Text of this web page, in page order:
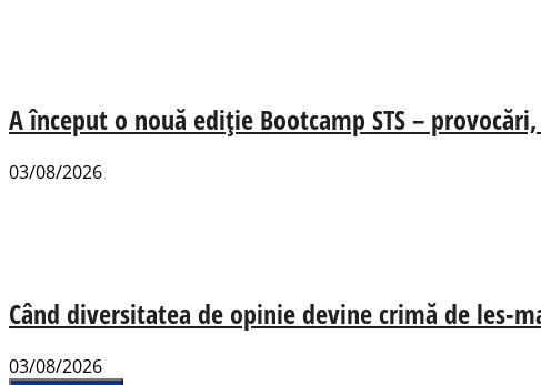
A început o nouă ediție Bootcamp STS –
03/08/2026
Când diversitatea de opinie devine crimă de les-
03/08/2026